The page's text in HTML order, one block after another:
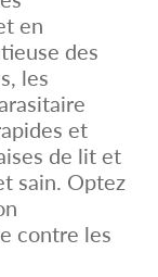
en
des
les
et
de lit et
sain. Optez
contre les